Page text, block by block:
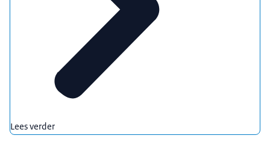
Lees verder